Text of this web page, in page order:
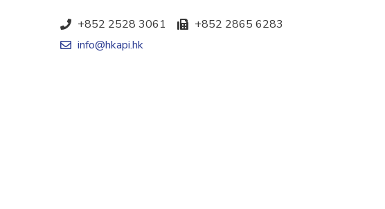
+852 2528 3061
+852 2865 6283
info@hkapi.hk